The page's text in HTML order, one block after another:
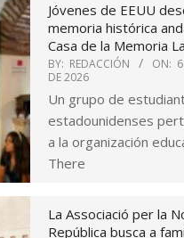
Jóvenes de EEUU
memoria histórica
Casa de la Memoria
BY: REDACCIÓN ON:
DE 2026
Un grupo de
estadounidenses
a la organización
There
La Associació per la
República busca a